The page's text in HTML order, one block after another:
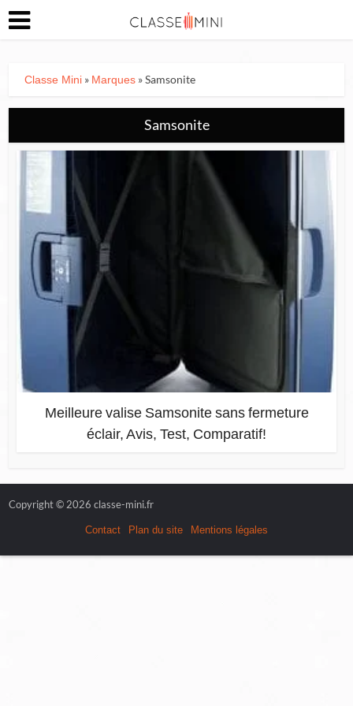
Classe Mini » Marques » Samsonite
Samsonite
Meilleure valise Samsonite sans fermeture
éclair, Avis, Test, Comparatif!
Copyright © 2026 classe-mini.fr
Contact Plan du site Mentions légales